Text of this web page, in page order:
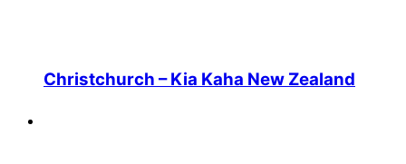
Christchurch – Kia Kaha New Zealand